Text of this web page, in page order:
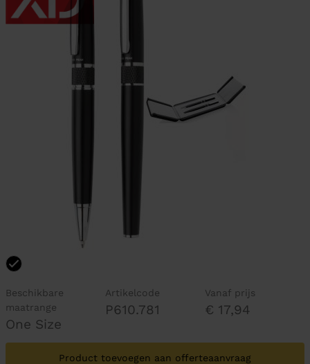
Beschikbare
maatrange
One Size
Artikelcode
P610.781
Vanaf prijs
€ 17,94
Product toevoegen aan offerteaanvraag